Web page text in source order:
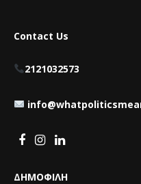
Contact Us
2121032573
ΔΗΜΟΦΙΛΗ